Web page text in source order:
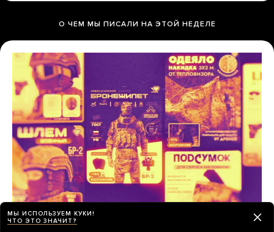
О ЧЕМ МЫ ПИСАЛИ НА ЭТОЙ НЕДЕЛЕ
МЫ ИСПОЛЬЗУЕМ КУКИ!
ЧТО ЭТО ЗНАЧИТ?